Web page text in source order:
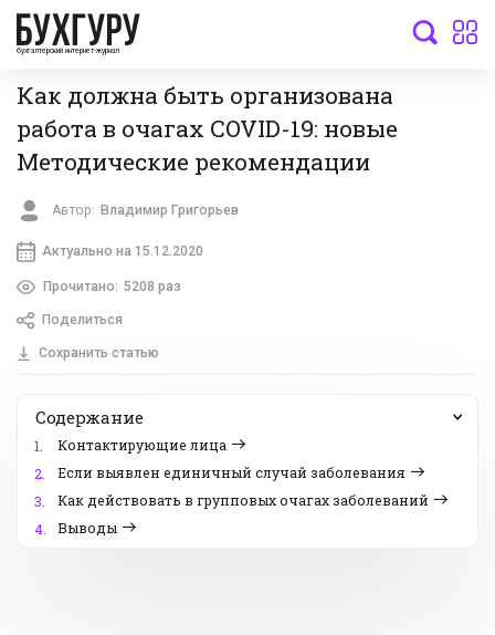
бухгалтерский интернет-журнал
Как должна быть организована
работа в очагах COVID-19: новые
Методические рекомендации
Автор: Владимир Григорьев
Актуально на 15.12.2020
Прочитано: 5208 раз
Поделиться
Сохранить статью
Содержание
1.
Контактирующие лица
2.
Если выявлен единичный случай заболевания
3.
Как действовать в групповых очагах заболеваний
4.
Выводы